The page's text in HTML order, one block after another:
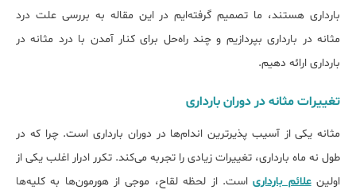
بارداری هستند، ما تصمیم گرفته‌ایم در این مقاله به بررسی علت درد
مثانه در بارداری بپردازیم و چند راه‌حل برای کنار آمدن با درد مثانه در
بارداری ارائه دهیم.
تغییرات مثانه در دوران بارداری
مثانه یکی از آسیب پذیرترین اندام‎‌ها در دوران بارداری است. چرا که در
طول نه ماه بارداری، تغییرات زیادی را تجربه می‎‌کند. تکرر ادرار اغلب یکی از
اولینعلائم بارداری
است. از لحظه لقاح، موجی از هورمون‎‌ها به کلیه‎‌ها